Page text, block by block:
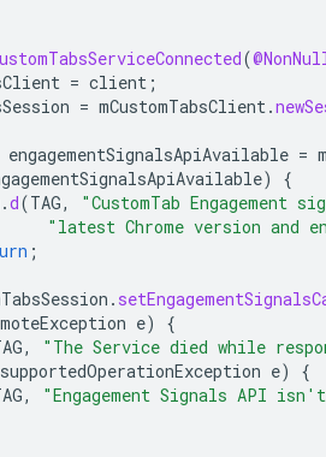
(
= client ;
= mCustomTabsClient.
engagementSignalsApiAvailable =
)
{
.d(TAG,
"CustomTab
"latest Chrome version and
;
.
e)
{
,
"The Service died while
e)
{
,
"Engagement Signals API